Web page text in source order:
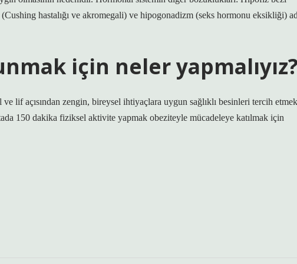
hastalığı ve akromegali) ve hipogonadizm (seks hormonu eksikliği)
için neler yapmalıyız?
lif açısından zengin, bireysel ihtiyaçlara uygun sağlıklı besinleri tercih
150 dakika fiziksel aktivite yapmak obeziteyle mücadeleye katılmak için